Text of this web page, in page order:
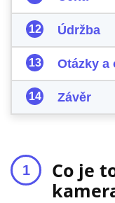
Údržba
Otázky a
Závěr
Co je